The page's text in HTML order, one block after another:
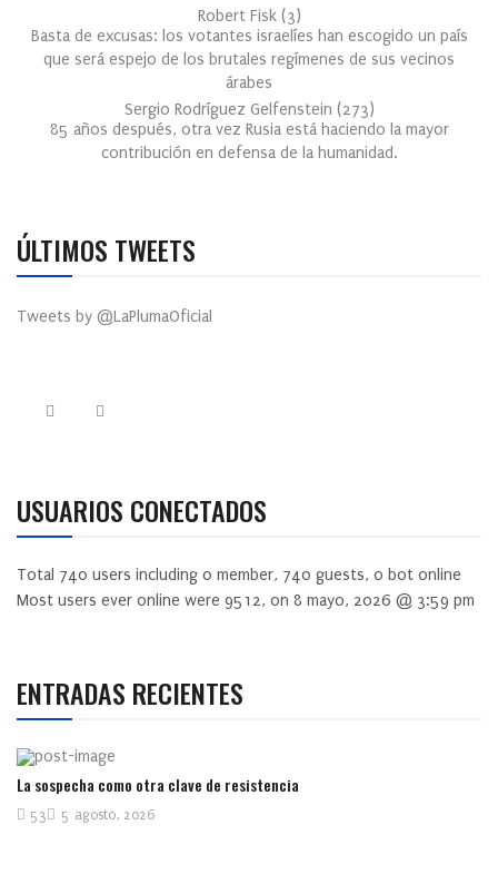
Robert Fisk (3)
Basta de excusas: los votantes israelíes han escogido un país
que será espejo de los brutales regímenes de sus vecinos
árabes
Sergio Rodríguez Gelfenstein (273)
85 años después, otra vez Rusia está haciendo la mayor
contribución en defensa de la humanidad.
ÚLTIMOS TWEETS
Tweets by @LaPlumaOficial
USUARIOS CONECTADOS
Total 740 users including 0 member, 740 guests, 0 bot online
Most users ever online were 9512, on 8 mayo, 2026 @ 3:59 pm
ENTRADAS RECIENTES
La sospecha como otra clave de resistencia
5 agosto, 2026
53